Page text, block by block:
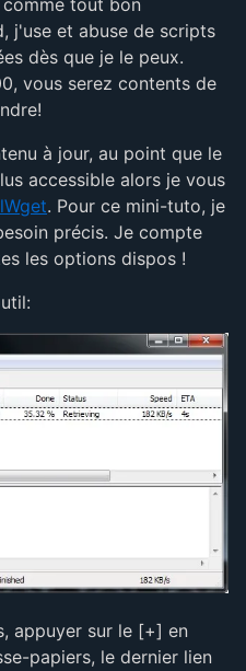
tout bon
j'use et abuse de scripts
dès que je le peux.
vous serez contents de
à jour, au point que le
accessible alors je vous
. Pour ce mini-tuto, je
précis. Je compte
les options dispos !
appuyer sur le [+] en
papiers, le dernier lien